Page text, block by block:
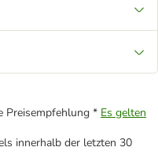
Preisempfehlung * Es gelten
innerhalb der letzten 30